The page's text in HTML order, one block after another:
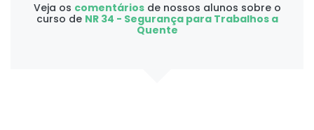
Veja os comentáriosde nossos alunos sobre o
curso de NR 34 - Segurança para Trabalhos a
Quente